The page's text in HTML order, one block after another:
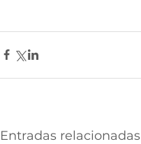
Entradas relacionadas